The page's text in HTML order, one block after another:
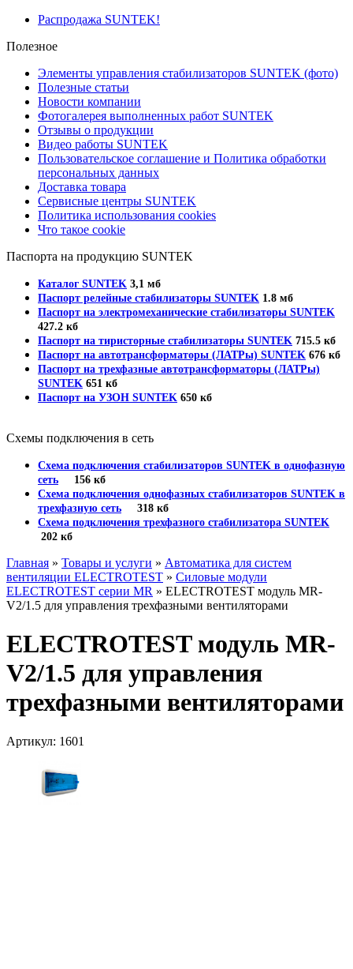
Распродажа SUNTEK!
Полезное
Элементы управления стабилизаторов SUNTEK (фото)
Полезные статьи
Новости компании
Фотогалерея выполненных работ SUNTEK
Отзывы о продукции
Видео работы SUNTEK
Пользовательское соглашение и Политика обработки
персональных данных
Доставка товара
Сервисные центры SUNTEK
Политика использования cookies
Что такое cookie
Паспорта на продукцию SUNTEK
Каталог SUNTEK 3,1 мб
Паспорт релейные стабилизаторы SUNTEK 1.8 мб
Паспорт на электромеханические стабилизаторы SUNTEK
427.2 кб
Паспорт на тиристорные стабилизаторы SUNTEK 715.5 кб
Паспорт на автотрансформаторы (ЛАТРы) SUNTEK 676 кб
Паспорт на трехфазные автотрансформаторы (ЛАТРы)
SUNTEK 651 кб
Паспорт на УЗОН SUNTEK 650 кб
Схемы подключения в сеть
Схема подключения стабилизаторов SUNTEK в однофазную
сеть 156 кб
Схема подключения однофазных стабилизаторов SUNTEK в
трехфазную сеть 318 кб
Схема подключения трехфазного стабилизатора SUNTEK
202 кб
Главная » Товары и услуги » Автоматика для систем
вентиляции ELECTROTEST » Силовые модули
ELECTROTEST серии MR » ELECTROTEST модуль MR-
V2/1.5 для управления трехфазными вентиляторами
ELECTROTEST модуль MR-
V2/1.5 для управления
трехфазными вентиляторами
Артикул: 1601